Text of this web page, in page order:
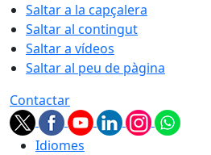
Saltar a la capçalera
Saltar al contingut
Saltar a vídeos
Saltar al peu de pàgina
Contactar
Idiomes